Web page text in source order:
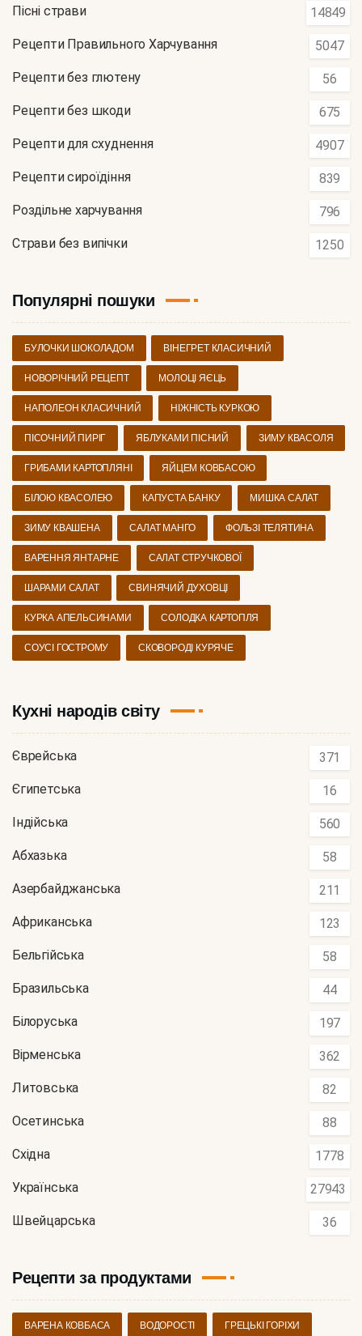
Пісні страви 14849
Рецепти Правильного Харчування 5047
Рецепти без глютену 56
Рецепти без шкоди 675
Рецепти для схуднення 4907
Рецепти сироїдіння 839
Роздільне харчування 796
Страви без випічки 1250
Популярні пошуки
БУЛОЧКИ ШОКОЛАДОМ ВІНЕГРЕТ КЛАСИЧНИЙ
НОВОРІЧНИЙ РЕЦЕПТ МОЛОЦІ ЯЄЦЬ
НАПОЛЕОН КЛАСИЧНИЙ НІЖНІСТЬ КУРКОЮ
ПІСОЧНИЙ ПИРІГ ЯБЛУКАМИ ПІСНИЙ ЗИМУ КВАСОЛЯ
ГРИБАМИ КАРТОПЛЯНІ ЯЙЦЕМ КОВБАСОЮ
БІЛОЮ КВАСОЛЕЮ КАПУСТА БАНКУ МИШКА САЛАТ
ЗИМУ КВАШЕНА САЛАТ МАНГО ФОЛЬЗІ ТЕЛЯТИНА
ВАРЕННЯ ЯНТАРНЕ САЛАТ СТРУЧКОВОЇ
ШАРАМИ САЛАТ СВИНЯЧИЙ ДУХОВЦІ
КУРКА АПЕЛЬСИНАМИ СОЛОДКА КАРТОПЛЯ
СОУСІ ГОСТРОМУ СКОВОРОДІ КУРЯЧЕ
Кухні народів світу
Єврейська 371
Єгипетська 16
Індійська 560
Абхазька 58
Азербайджанська 211
Африканська 123
Бельгійська 58
Бразильська 44
Білоруська 197
Вірменська 362
Литовська 82
Осетинська 88
Східна 1778
Українська 27943
Швейцарська 36
Рецепти за продуктами
ВАРЕНА КОВБАСА ВОДОРОСТІ ГРЕЦЬКІ ГОРІХИ